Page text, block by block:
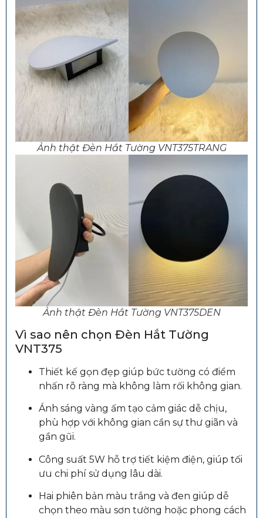
Ảnh thật Đèn Hắt Tường VNT375TRANG
Ảnh thật Đèn Hắt Tường VNT375DEN
Vì sao nên chọn Đèn Hắt Tường
VNT375
Thiết kế gọn đẹp giúp bức tường có điểm
nhấn rõ ràng mà không làm rối không gian.
Ánh sáng vàng ấm tạo cảm giác dễ chịu,
phù hợp với không gian cần sự thư giãn và
gần gũi.
Công suất 5W hỗ trợ tiết kiệm điện, giúp tối
ưu chi phí sử dụng lâu dài.
Hai phiên bản màu trắng và đen giúp dễ
chọn theo màu sơn tường hoặc phong cách